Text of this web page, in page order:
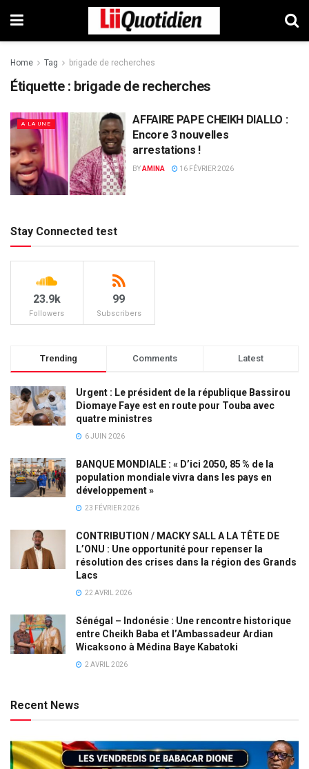
Home Tag brigade de recherches
Étiquette : brigade de recherches
A LA UNE
AFFAIRE PAPE CHEIKH DIALLO :
Encore 3 nouvelles
arrestations !
BYAMINA 16 FÉVRIER 2026
Stay Connected test
23.9k
Followers
99
Subscribers
Trending Comments Latest
Urgent : Le président de la république Bassirou
Diomaye Faye est en route pour Touba avec
quatre ministres
6 JUIN 2026
BANQUE MONDIALE : « D’ici 2050, 85 % de la
population mondiale vivra dans les pays en
développement »
23 FÉVRIER 2026
CONTRIBUTION / MACKY SALL A LA TÊTE DE
L’ONU : Une opportunité pour repenser la
résolution des crises dans la région des Grands
Lacs
22 AVRIL 2026
Sénégal – Indonésie : Une rencontre historique
entre Cheikh Baba et l’Ambassadeur Ardian
Wicaksono à Médina Baye Kabatoki
2 AVRIL 2026
Recent News